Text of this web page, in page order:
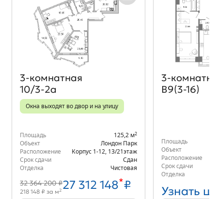
3‑комнатная
10/3-2а
Окна выходят во двор и на улицу
Площадь 125,2 м2
Объект
Лондон Парк
Расположение
Корпус 1-12 13/21 этаж
Срок сдачи
Сдан
Отделка
Чистовая
32 364 200 ₽27 312 148*₽
218 148 ₽ за м2
В9(3-16)
Площадь
Объект
Расположение
Срок сдачи
Отделка
Узнать